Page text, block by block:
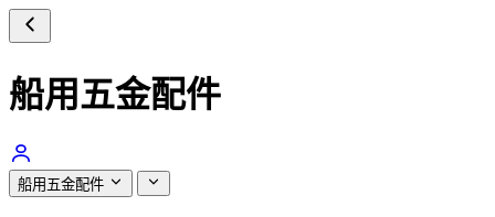
船用五金配件
船用五金配件